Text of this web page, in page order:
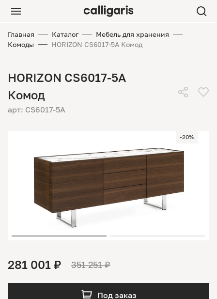
Главная Каталог
Мебель для хранения
Комоды
HORIZON CS6017-5A Комод
HORIZON CS6017-5A
Комод
арт: CS6017-5A
-20%
281 001 ₽ 351 251 ₽
Под заказ